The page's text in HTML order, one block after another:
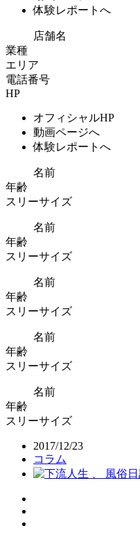
体験レポートへ
店舗名
業種
エリア
電話番号
HP
オフィシャルHP
動画ページへ
体験レポートへ
名前
年齢
スリーサイズ
名前
年齢
スリーサイズ
名前
年齢
スリーサイズ
名前
年齢
スリーサイズ
名前
年齢
スリーサイズ
2017/12/23
コラム